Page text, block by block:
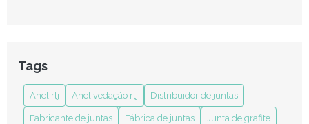
Anel RTJ: Tudo o Que Você Precisa Saber Sobre Esse Ícone
de Estilo e Funcionalidade
Anel Vedação RTJ: Entenda sua Importância e Aplicações no
Mercado
Tags
Anel rtj Anel vedação rtj Distribuidor de juntas
Fabricante de juntas Fábrica de juntas Junta de grafite